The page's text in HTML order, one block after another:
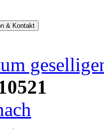
& Kontakt